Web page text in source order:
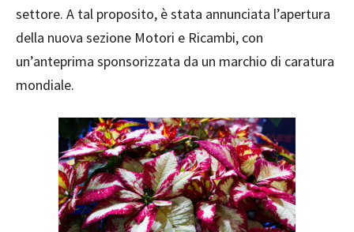
settore. A tal proposito, è stata annunciata l’apertura
della nuova sezione Motori e Ricambi, con
un’anteprima sponsorizzata da un marchio di caratura
mondiale.